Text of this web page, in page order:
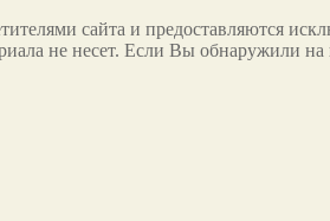
сайта и предоставляются
не несет. Если Вы обнаружили